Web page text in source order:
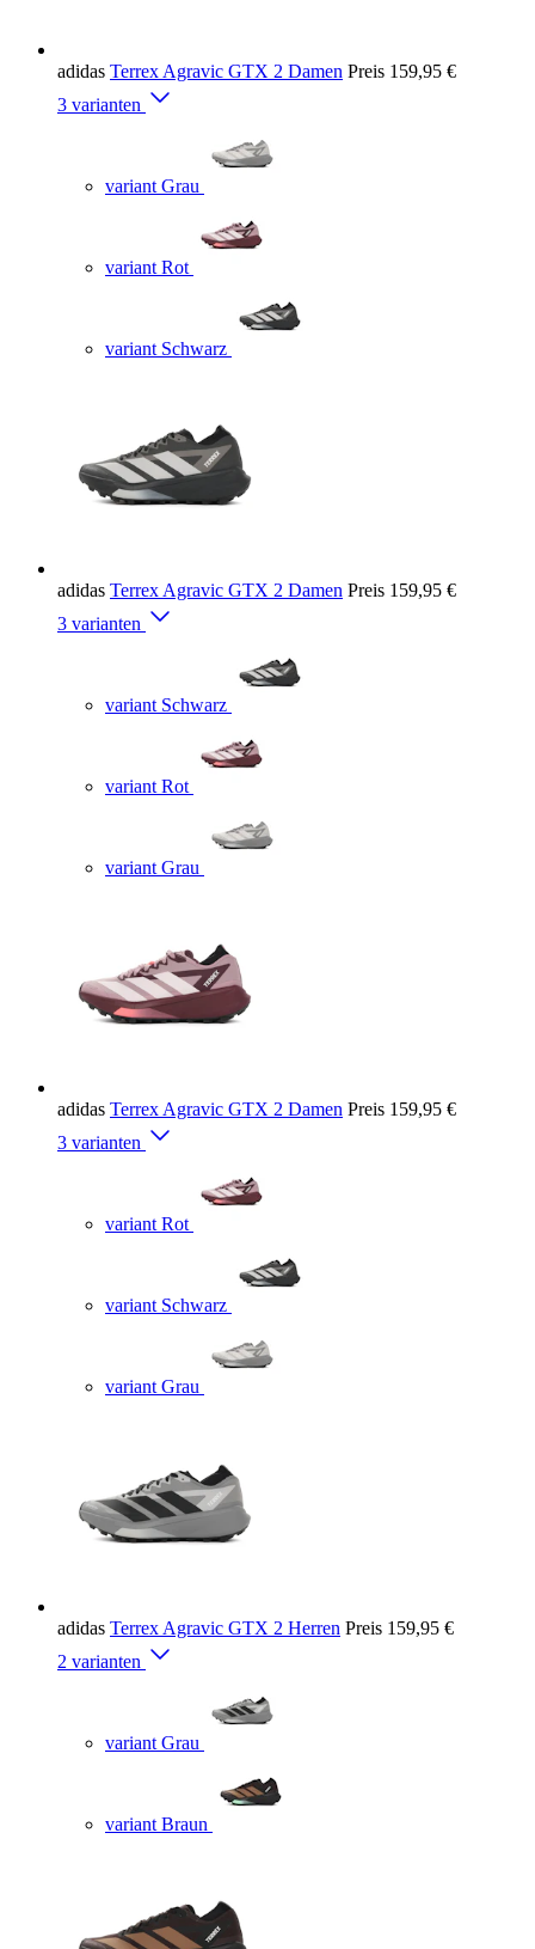
adidas Terrex Agravic GTX 2 Damen Preis 159,95 €
3 varianten
variant Grau
variant Rot
variant Schwarz
adidas Terrex Agravic GTX 2 Damen Preis 159,95 €
3 varianten
variant Schwarz
variant Rot
variant Grau
adidas Terrex Agravic GTX 2 Damen Preis 159,95 €
3 varianten
variant Rot
variant Schwarz
variant Grau
adidas Terrex Agravic GTX 2 Herren Preis 159,95 €
2 varianten
variant Grau
variant Braun